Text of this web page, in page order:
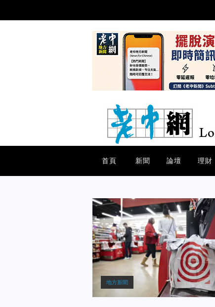
首頁 新聞 論壇 理財
地方新聞